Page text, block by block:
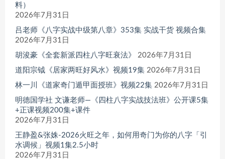
料）
2026年7月31日
吕老师《八字实战中级第八章》353集 实战干货 视频合集
2026年7月31日
胡浚豪《全套新派四柱八字旺衰法》
2026年7月31日
道阳宗钺《居家两旺好风水》视频19集 2026年7月31日
林一川《道家奇门遁甲面授班》视频22集 2026年7月31日
明德国学社 文谦老师—《四柱八字实战技法班》公开课5集
+正课视频200集+课件
2026年7月31日
王静盈&张姝-2026火旺之年，如何用奇门为你的八字「引
水调候」视频1集2.5小时
2026年7月31日